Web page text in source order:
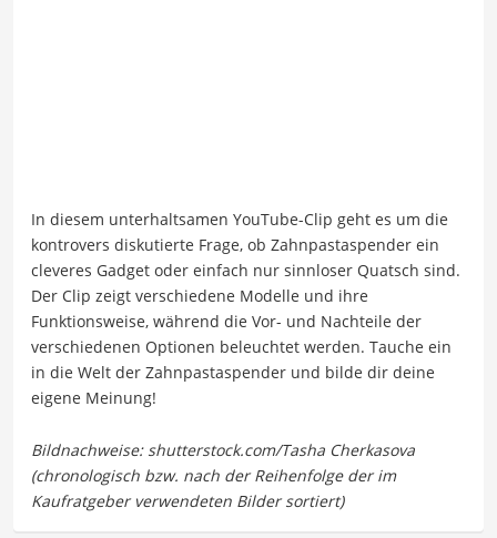
In diesem unterhaltsamen YouTube-Clip geht es um die
kontrovers diskutierte Frage, ob Zahnpastaspender ein
cleveres Gadget oder einfach nur sinnloser Quatsch sind.
Der Clip zeigt verschiedene Modelle und ihre
Funktionsweise, während die Vor- und Nachteile der
verschiedenen Optionen beleuchtet werden. Tauche ein
in die Welt der Zahnpastaspender und bilde dir deine
eigene Meinung!